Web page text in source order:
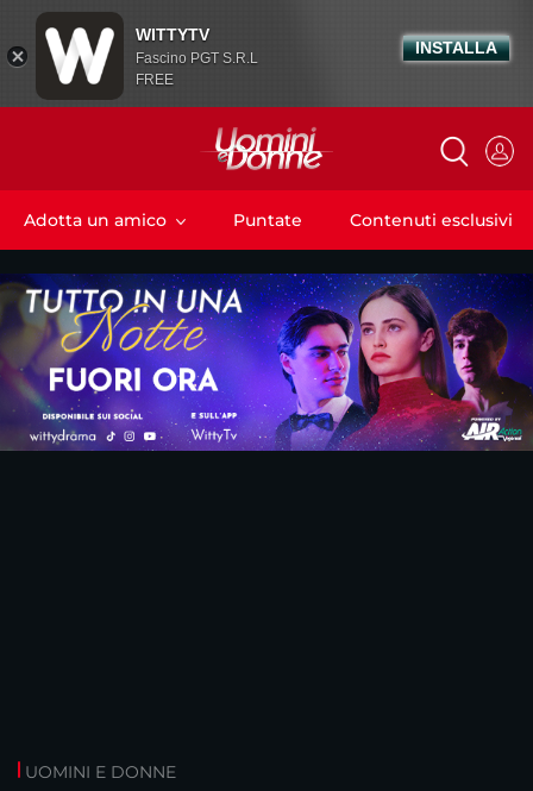
Adotta un amico Puntate Contenuti esclusivi
UOMINI E DONNE
WITTYTV
Fascino PGT S.R.L
FREE
INSTALLA